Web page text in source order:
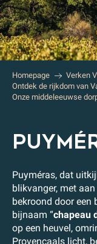
Homepage
Verken
Ontdek de rijkdom van
Onze middeleeuwse
Puyméras, dat
blikvanger, met
bekroond door een
bijnaam “chapeau
op een heuvel,
Provençaals licht,